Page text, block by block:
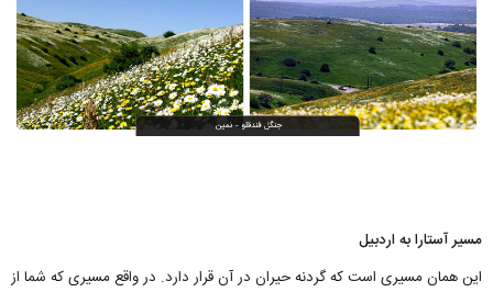
مسیر آستارا به اردبیل
این همان مسیری است که گردنه حیران در آن قرار دارد. در واقع مسیری که شما از